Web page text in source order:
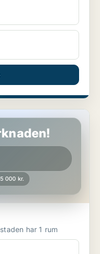
000 kr.
att hyra i Gislaved Bostaden har 1 rum